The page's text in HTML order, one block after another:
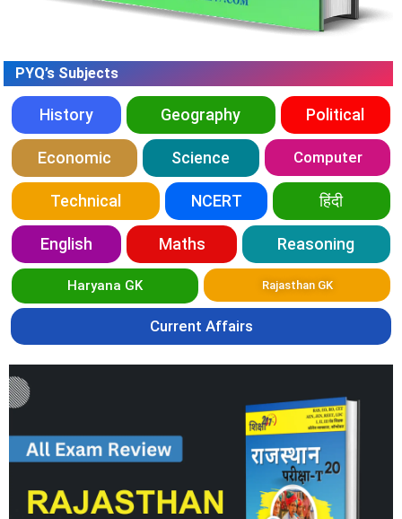
PYQ’s Subjects
History Geography Political
Economic Science Computer
Technical NCERT हिंदी
English Maths Reasoning
Haryana GK Rajasthan GK
Current Affairs